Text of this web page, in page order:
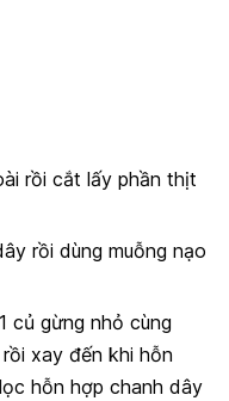
rồi cắt lấy phần thịt
rồi dùng muỗng nạo
củ gừng nhỏ cùng
xay đến khi hỗn
hỗn hợp chanh dây